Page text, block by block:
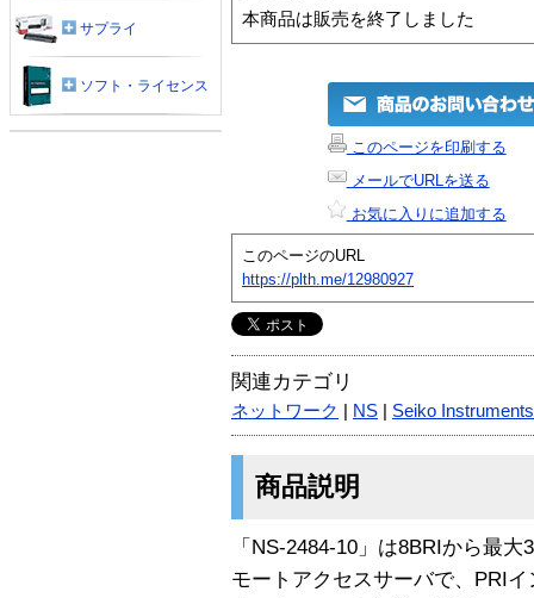
本商品は販売を終了しました
このページを印刷する
メールでURLを送る
お気に入りに追加する
このページのURL
https://plth.me/12980927
関連カテゴリ
ネットワーク NS Seiko Instruments
商品説明
「NS-2484-10」は8BRIから最
モートアクセスサーバで、PRI
サプライ
ソフト・ライセンス